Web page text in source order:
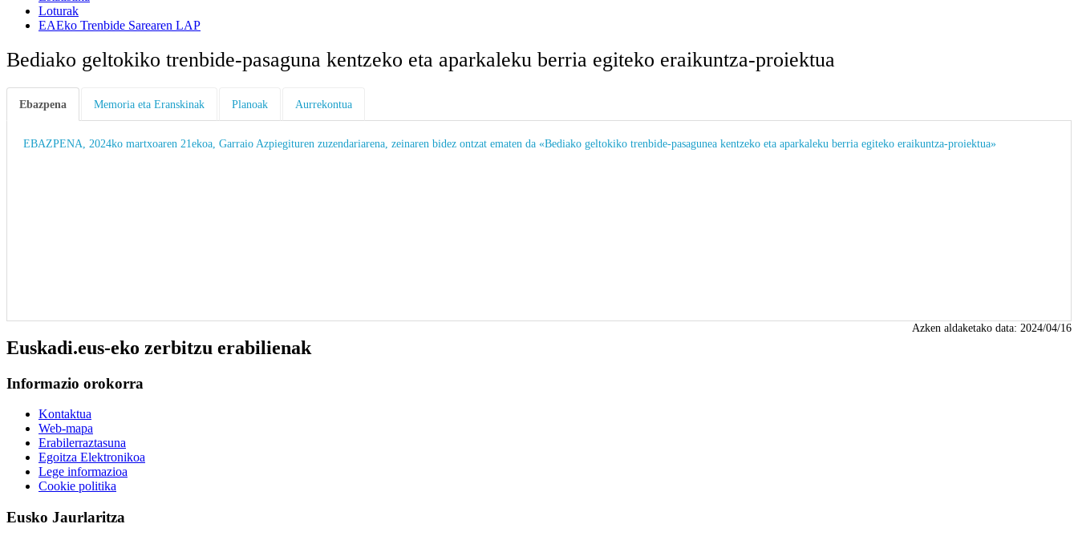
Loturak
EAEko Trenbide Sarearen LAP
Bediako geltokiko trenbide-pasaguna kentzeko eta aparkaleku berria egiteko eraikuntza-proiektua
Ebazpena Memoria eta Eranskinak Planoak Aurrekontua
EBAZPENA, 2024ko martxoaren 21ekoa, Garraio Azpiegituren zuzendariarena, zeinaren bidez ontzat ematen da «Bediako geltokiko trenbide-pasagunea kentzeko eta aparkaleku berria egiteko eraikuntza-proiektua»
Azken aldaketako data: 2024/04/16
Euskadi.eus-eko zerbitzu erabilienak
Informazio orokorra
Kontaktua
Web-mapa
Erabilerraztasuna
Egoitza Elektronikoa
Lege informazioa
Cookie politika
Eusko Jaurlaritza